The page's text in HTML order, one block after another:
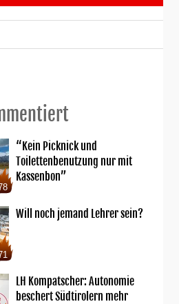
“Kein Picknick und
Toilettenbenutzung nur mit
Kassenbon”
Will noch jemand Lehrer sein?
LH Kompatscher: Autonomie
beschert Südtirolern mehr